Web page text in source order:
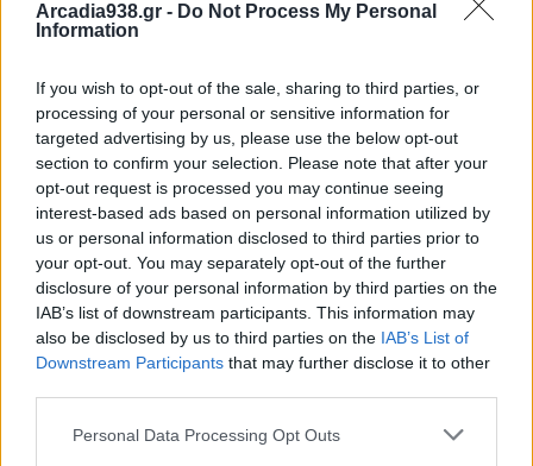
Arcadia938.gr - Do Not Process My Personal
Information
If you wish to opt-out of the sale, sharing to third parties, or
processing of your personal or sensitive information for
targeted advertising by us, please use the below opt-out
section to confirm your selection. Please note that after your
opt-out request is processed you may continue seeing
interest-based ads based on personal information utilized by
us or personal information disclosed to third parties prior to
your opt-out. You may separately opt-out of the further
disclosure of your personal information by third parties on the
IAB’s list of downstream participants. This information may
also be disclosed by us to third parties on the IAB’s List of
Downstream Participants that may further disclose it to other
Personal Data Processing Opt Outs
πρόταση, την οποία υπερψήφισαν όλες οι